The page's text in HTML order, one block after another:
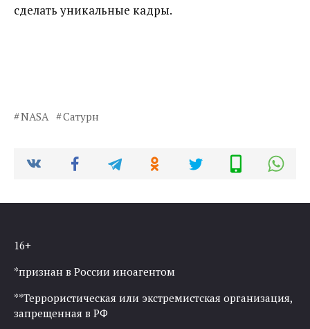
сделать уникальные кадры.
NASA Сатурн
16+
*признан в России иноагентом
**Террористическая или экстремистская организация,
запрещенная в РФ